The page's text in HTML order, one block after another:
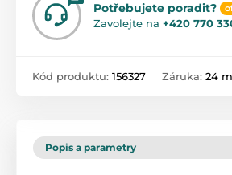
Potřebujete poradit?
Zavolejte na +420 770
Kód produktu: 156327 Záruka: 24
Popis a parametry